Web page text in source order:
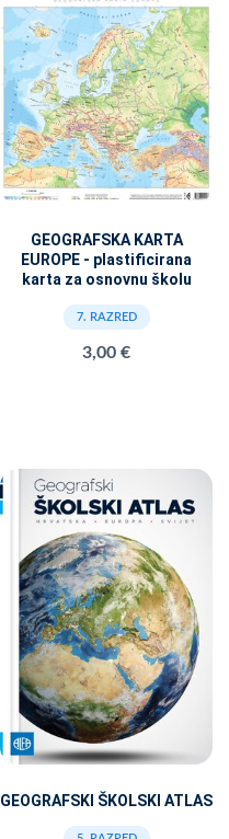
GEOGRAFSKA KARTA
EUROPE - plastificirana
karta za osnovnu školu
7. RAZRED
3,00 €
GEOGRAFSKI ŠKOLSKI ATLAS